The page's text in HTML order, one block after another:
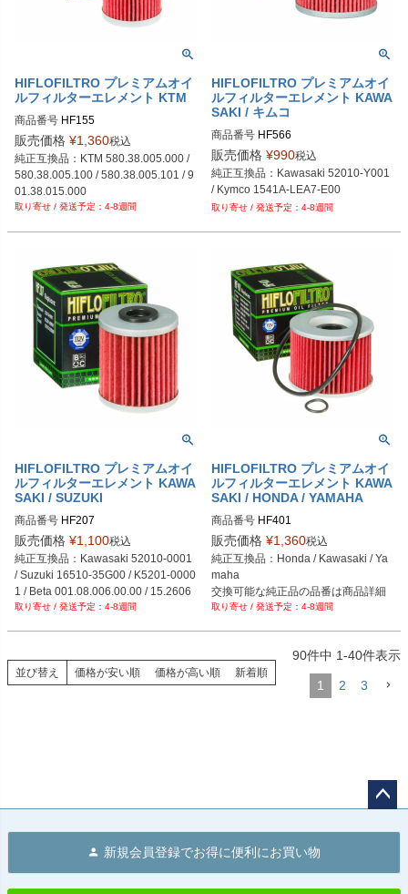
HIFLOFILTRO プレミアムオイ
ルフィルターエレメント KTM
商品番号 HF155
販売価格 ¥1,360税込
純正互換品：KTM 580.38.005.000 /
580.38.005.100 / 580.38.005.101 / 9
01.38.015.000
4-8週間
HIFLOFILTRO プレミアムオイ
ルフィルターエレメント KAWA
SAKI / キムコ
商品番号 HF566
販売価格 ¥990税込
純正互換品：Kawasaki 52010-Y001
/ Kymco 1541A-LEA7-E00
4-8週間
HIFLOFILTRO プレミアムオイ
ルフィルターエレメント KAWA
SAKI / SUZUKI
商品番号 HF207
販売価格 ¥1,100税込
純正互換品：Kawasaki 52010-0001
/ Suzuki 16510-35G00 / K5201-0000
1 / Beta 001.08.006.00.00 / 15.2606
0.000
4-8週間
HIFLOFILTRO プレミアムオイ
ルフィルターエレメント KAWA
SAKI / HONDA / YAMAHA
商品番号 HF401
販売価格 ¥1,360税込
純正互換品：Honda / Kawasaki / Ya
maha
交換可能な純正品の品番は商品詳細
をご確認下さい。 4-8週間
並び替え 価格が安い順 価格が高い順 新着順
90件中 1-40件表示
1 2 3
へ
新規会員登録でお得に便利にお買い物